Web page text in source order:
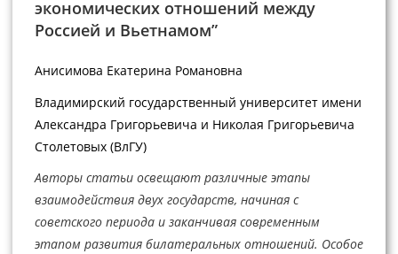
экономических отношений между
Россией и Вьетнамом”
Анисимова Екатерина Романовна
Владимирский государственный университет имени
Александра Григорьевича и Николая Григорьевича
Столетовых (ВлГУ)
Авторы статьи освещают различные этапы
взаимодействия двух государств, начиная с
советского периода и заканчивая современным
этапом развития билатеральных отношений. Особое